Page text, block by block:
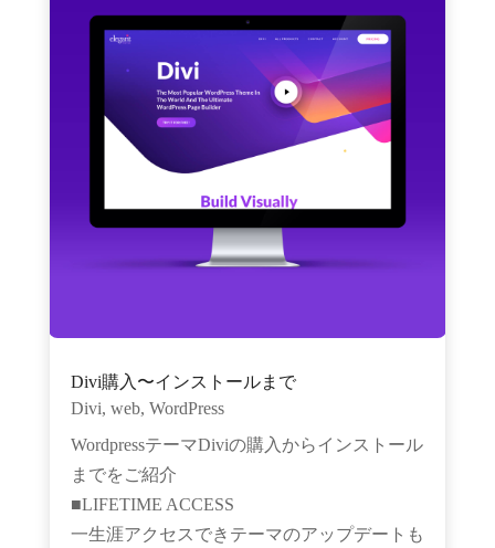
Divi購入〜インストールまで
Divi, web, WordPress
WordpressテーマDiviの購入からインストール
までをご紹介
■LIFETIME ACCESS
一生涯アクセスできテーマのアップデートも